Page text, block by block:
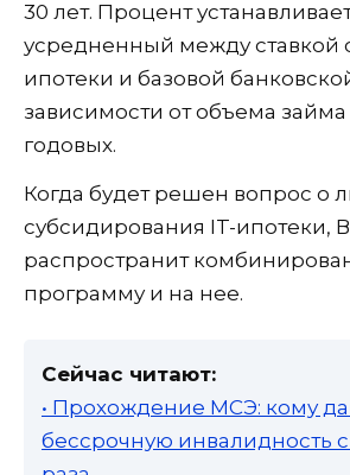
30 лет. Процент
усредненный между ставкой
ипотеки и базовой
зависимости от объема займа
годовых.
Когда будет решен вопрос о
субсидирования IT-ипотеки,
распространит
программу и на нее.
Сейчас читают:
• Прохождение МСЭ: кому
бессрочную инвалидность